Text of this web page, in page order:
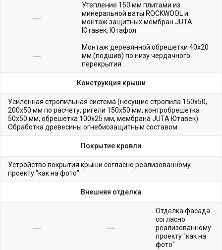
Утепление 150 мм плитами из
минеральной ваты ROCKWOOL и
монтаж защитных мембран JUTA
Ютавек, Ютафол
Монтаж деревянной обрешетки 40х20
мм (подшив) по низу чердачного
перекрытия.
Конструкция крыши
Усиленная стропильная система (несущие стропила 150х50,
200х50 мм по расчету, ригели 150х50 мм, контробрешетка
50х50 мм, обрешетка 100х25 мм, мембрана JUTA Ютавек).
Обработка древесины огнебиозащитным составом.
Покрытие кровли
Устройство покрытия крыши согласно реализованному
проекту "как на фото"
Внешняя отделка
Отделка фасада
согласно
реализованному
проекту "как на
фото"